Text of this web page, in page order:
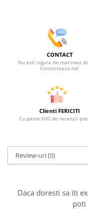
CONTACT
Nu esti sigura de marimea
Contacteaza-ne!
Clienti FERICITI
Cu peste 600 de recenzii
Review-uri(0)
Daca doresti sa iti
poti